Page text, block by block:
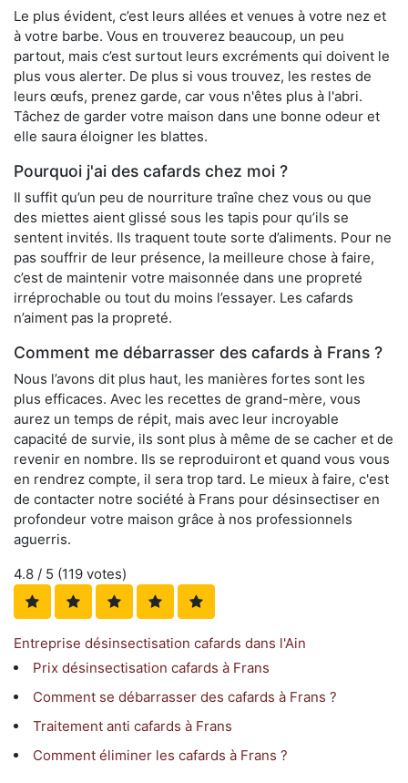
Le plus évident, c’est leurs allées et venues à votre nez et
à votre barbe. Vous en trouverez beaucoup, un peu
partout, mais c’est surtout leurs excréments qui doivent le
plus vous alerter. De plus si vous trouvez, les restes de
leurs œufs, prenez garde, car vous n'êtes plus à l'abri.
Tâchez de garder votre maison dans une bonne odeur et
elle saura éloigner les blattes.
Pourquoi j'ai des cafards chez moi ?
Il suffit qu’un peu de nourriture traîne chez vous ou que
des miettes aient glissé sous les tapis pour qu’ils se
sentent invités. Ils traquent toute sorte d’aliments. Pour ne
pas souffrir de leur présence, la meilleure chose à faire,
c’est de maintenir votre maisonnée dans une propreté
irréprochable ou tout du moins l’essayer. Les cafards
n’aiment pas la propreté.
Comment me débarrasser des cafards à Frans ?
Nous l’avons dit plus haut, les manières fortes sont les
plus efficaces. Avec les recettes de grand-mère, vous
aurez un temps de répit, mais avec leur incroyable
capacité de survie, ils sont plus à même de se cacher et de
revenir en nombre. Ils se reproduiront et quand vous vous
en rendrez compte, il sera trop tard. Le mieux à faire, c'est
de contacter notre société à Frans pour désinsectiser en
profondeur votre maison grâce à nos professionnels
aguerris.
4.8 / 5 (119 votes)
Entreprise désinsectisation cafards dans l'Ain
Prix désinsectisation cafards à Frans
Comment se débarrasser des cafards à Frans ?
Traitement anti cafards à Frans
Comment éliminer les cafards à Frans ?